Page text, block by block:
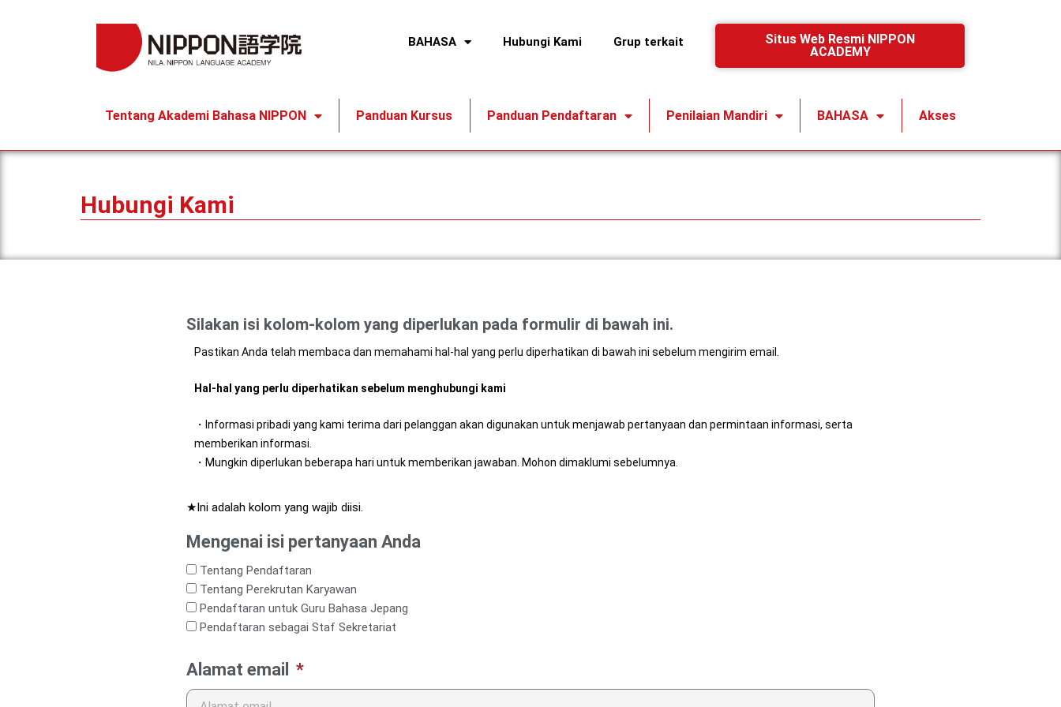
BAHASA Hubungi Kami Grup terkait
Situs Web Resmi NIPPON
ACADEMY
Tentang Akademi Bahasa NIPPON Panduan Kursus Panduan Pendaftaran Penilaian Mandiri BAHASA Akses
Hubungi Kami
Silakan isi kolom-kolom yang diperlukan pada formulir di bawah ini.
Pastikan Anda telah membaca dan memahami hal-hal yang perlu diperhatikan di bawah ini sebelum mengirim email.
Hal-hal yang perlu diperhatikan sebelum menghubungi kami
・Informasi pribadi yang kami terima dari pelanggan akan digunakan untuk menjawab pertanyaan dan permintaan informasi, serta
memberikan informasi.
・Mungkin diperlukan beberapa hari untuk memberikan jawaban. Mohon dimaklumi sebelumnya.
★Ini adalah kolom yang wajib diisi.
Mengenai isi pertanyaan Anda
Tentang Pendaftaran
Tentang Perekrutan Karyawan
Pendaftaran untuk Guru Bahasa Jepang
Pendaftaran sebagai Staf Sekretariat
Alamat email